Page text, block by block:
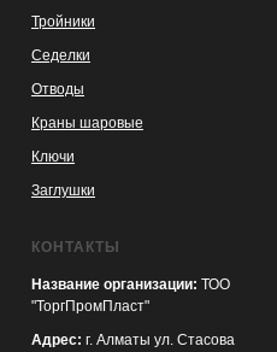
KASPI
SATU
WILDBERRIES
Тройники
Седелки
Отводы
Краны шаровые
Ключи
Заглушки
КОНТАКТЫ
Название организации: ТОО
"ТоргПромПласт"
Адрес: г. Алматы ул. Стасова